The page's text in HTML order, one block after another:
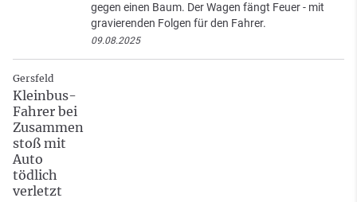
gegen einen Baum. Der Wagen fängt Feuer - mit
gravierenden Folgen für den Fahrer.
09.08.2025
Gersfeld
Kleinbus-
Fahrer bei
Zusammen
stoß mit
Auto
tödlich
verletzt